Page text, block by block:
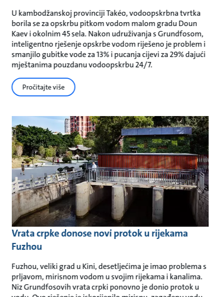
U kambodžanskoj provinciji Takéo, vodoopskrbna tvrtka
borila se za opskrbu pitkom vodom malom gradu Doun
Kaev i okolnim 45 sela. Nakon udruživanja s Grundfosom,
inteligentno rješenje opskrbe vodom riješeno je problem i
smanjilo gubitke vode za 13% i pucanja cijevi za 29% dajući
mještanima pouzdanu vodoopskrbu 24/7.
Pročitajte više
Vrata crpke donose novi protok u rijekama
Fuzhou
Fuzhou, veliki grad u Kini, desetljećima je imao problema s
prljavom, mirisnom vodom u svojim rijekama i kanalima.
Niz Grundfosovih vrata crpki ponovno je donio protok u